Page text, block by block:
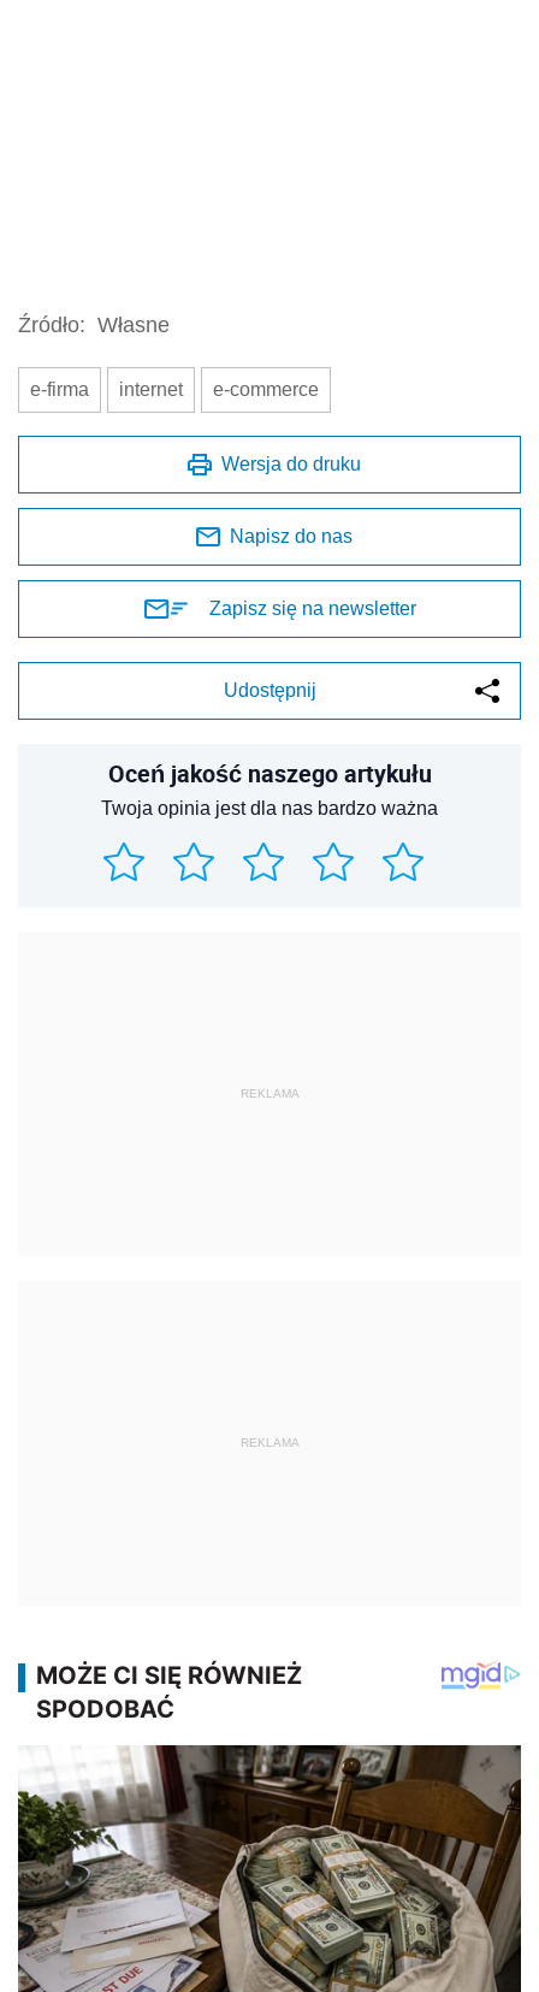
Źródło: Własne
e-firma internet e-commerce
Wersja do druku
Napisz do nas
Zapisz się na newsletter
Udostępnij
Oceń jakość naszego artykułu
Twoja opinia jest dla nas bardzo ważna
REKLAMA
REKLAMA